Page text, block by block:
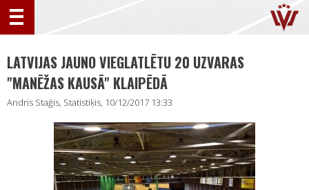
LATVIJAS JAUNO VIEGLATLĒTU 20 UZVARAS
"MANĒŽAS KAUSĀ" KLAIPĒDĀ
Andris Staģis, Statistiķis, 10/12/2017 13:33